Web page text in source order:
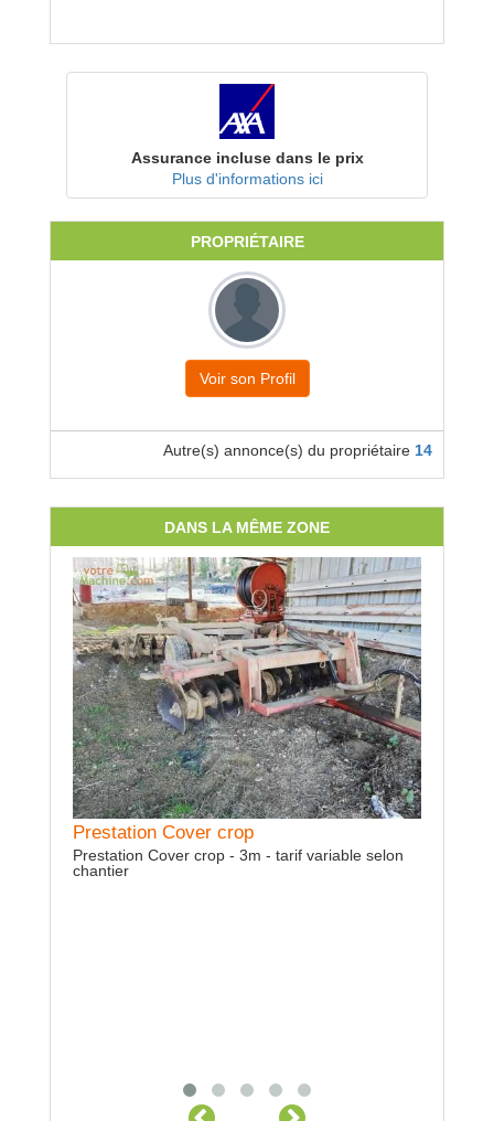
Assurance incluse dans le prix
Plus d'informations ici
PROPRIÉTAIRE
Voir son Profil
Autre(s) annonce(s) du propriétaire 14
DANS LA MÊME ZONE
Prestation Cover crop
Prestation Cover crop - 3m - tarif variable selon
chantier
Location Cover crop
Location Cover crop - 3m